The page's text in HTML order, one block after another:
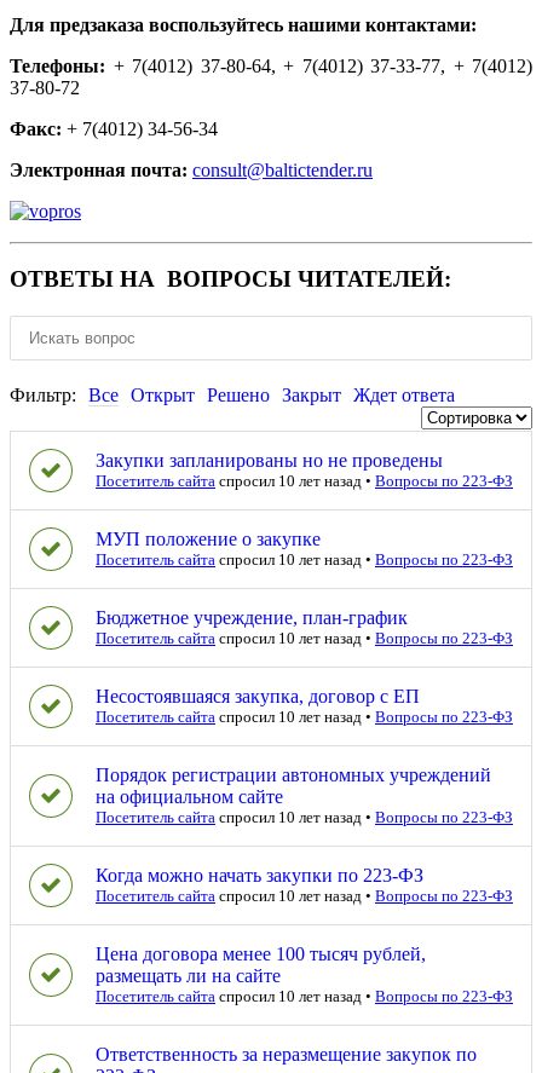
Для предзаказа воспользуйтесь нашими контактами:
Телефоны: + 7(4012) 37-80-64, + 7(4012) 37-33-77, + 7(4012)
37-80-72
Факс: + 7(4012) 34-56-34
Электронная почта: consult@baltictender.ru
ОТВЕТЫ НА ВОПРОСЫ ЧИТАТЕЛЕЙ:
Фильтр: Все Открыт Решено Закрыт Ждет ответа
Закупки запланированы но не проведены
Посетитель сайта спросил 10 лет назад • Вопросы по 223-ФЗ
МУП положение о закупке
Посетитель сайта спросил 10 лет назад • Вопросы по 223-ФЗ
Бюджетное учреждение, план-график
Посетитель сайта спросил 10 лет назад • Вопросы по 223-ФЗ
Несостоявшаяся закупка, договор с ЕП
Посетитель сайта спросил 10 лет назад • Вопросы по 223-ФЗ
Порядок регистрации автономных учреждений
на официальном сайте
Посетитель сайта спросил 10 лет назад • Вопросы по 223-ФЗ
Когда можно начать закупки по 223-ФЗ
Посетитель сайта спросил 10 лет назад • Вопросы по 223-ФЗ
Цена договора менее 100 тысяч рублей,
размещать ли на сайте
Посетитель сайта спросил 10 лет назад • Вопросы по 223-ФЗ
Ответственность за неразмещение закупок по